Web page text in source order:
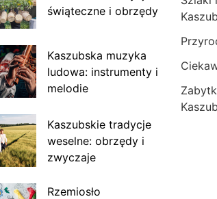
świąteczne i obrzędy
Kaszubska muzyka
ludowa: instrumenty i
melodie
Kaszubskie tradycje
weselne: obrzędy i
zwyczaje
Rzemiosło